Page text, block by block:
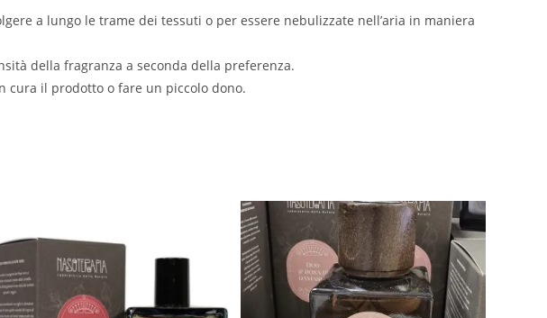
a lungo le trame dei tessuti o per essere nebulizzate nell’aria in maniera
della fragranza a seconda della preferenza.
cura il prodotto o fare un piccolo dono.